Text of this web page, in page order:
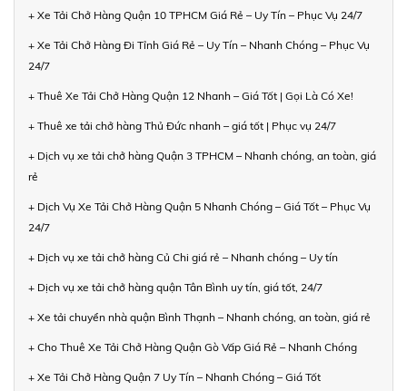
+ Xe Tải Chở Hàng Quận 10 TPHCM Giá Rẻ – Uy Tín – Phục Vụ 24/7
+ Xe Tải Chở Hàng Đi Tỉnh Giá Rẻ – Uy Tín – Nhanh Chóng – Phục Vụ
24/7
+ Thuê Xe Tải Chở Hàng Quận 12 Nhanh – Giá Tốt | Gọi Là Có Xe!
+ Thuê xe tải chở hàng Thủ Đức nhanh – giá tốt | Phục vụ 24/7
+ Dịch vụ xe tải chở hàng Quận 3 TPHCM – Nhanh chóng, an toàn, giá
rẻ
+ Dịch Vụ Xe Tải Chở Hàng Quận 5 Nhanh Chóng – Giá Tốt – Phục Vụ
24/7
+ Dịch vụ xe tải chở hàng Củ Chi giá rẻ – Nhanh chóng – Uy tín
+ Dịch vụ xe tải chở hàng quận Tân Bình uy tín, giá tốt, 24/7
+ Xe tải chuyển nhà quận Bình Thạnh – Nhanh chóng, an toàn, giá rẻ
+ Cho Thuê Xe Tải Chở Hàng Quận Gò Vấp Giá Rẻ – Nhanh Chóng
+ Xe Tải Chở Hàng Quận 7 Uy Tín – Nhanh Chóng – Giá Tốt